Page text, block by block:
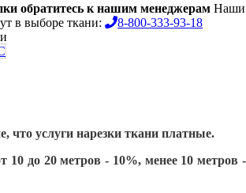
обратитесь к нашим менеджерам Наши
в выборе ткани:
8-800-333-93-18
что услуги нарезки ткани платные.
10 до 20 метров - 10%, менее 10 метров -